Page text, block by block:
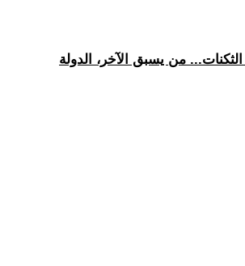
الثكنات... من يسبق الآخر، الدولة